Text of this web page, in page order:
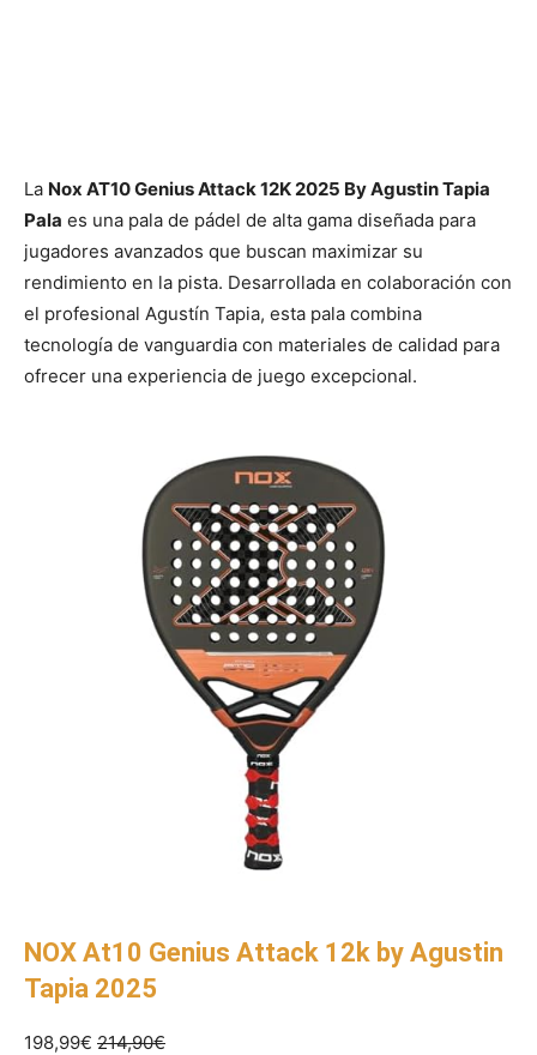
La Nox AT10 Genius Attack 12K 2025 By Agustin Tapia
Pala es una pala de pádel de alta gama diseñada para
jugadores avanzados que buscan maximizar su
rendimiento en la pista. Desarrollada en colaboración con
el profesional Agustín Tapia, esta pala combina
tecnología de vanguardia con materiales de calidad para
ofrecer una experiencia de juego excepcional.
NOX At10 Genius Attack 12k by Agustin
Tapia 2025
198,99€ 214,90€